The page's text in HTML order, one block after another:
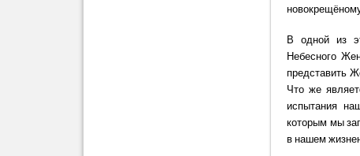
В одной из
Небесного
представить
Что же
испытания
которым мы
в нашем